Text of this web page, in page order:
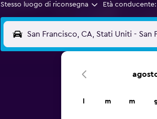
Stesso luogo di riconsegna Età conducente:
m m